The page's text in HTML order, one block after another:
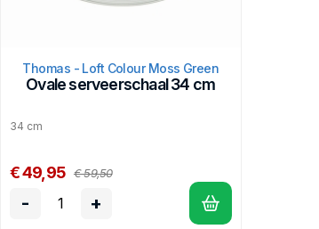
Thomas - Loft Colour Moss Green
Ovale serveerschaal 34 cm
34 cm
€ 49,95 € 59,50
- +